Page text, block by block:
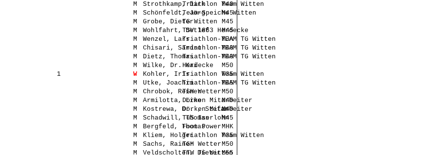
M Strothkamp, DirkTriathlon Team Witten
M40
M Schönfeldt, JörgTeam-Speiche Witten
M45
M Grobe, DieterTG Witten
M45
M Wohlfahrt, DetlefTSV 1863 Herdecke
M45
M Wenzel, LarsTriathlon-TEAM TG Witten
MJA
M Chisari, SandroTriathlon-TEAM TG Witten
M40
M Dietz, ThomasTriathlon-TEAM TG Witten
M40
M Wilke, Dr. KaiHerdecke
M50
1 W Kohler, IrisTriathlon Team Witten
W35
M Utke, JoachimTriathlon-TEAM TG Witten
M45
M Chrobok, ReinerTGH WetterM50
M Armilotta, LinoDörken Mitarbeiter
M40
M Kostrewa, Dr. , Stefan
Dörken Mitarbeiter
M40
M Schadwill, Thomas
TuS Iserlohn
M45
M Bergfeld, Thomas
Foot PowerMHK
M Kliem, HolgerTriathlon Team Witten
M35
M Sachs, RainerTGH WetterM50
M Veldscholten, Dieter
TTW TG Witten
M55